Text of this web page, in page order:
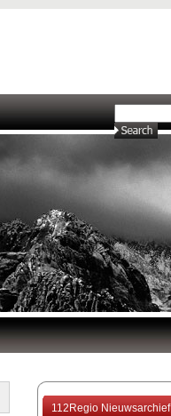
112Regio Nieuwsarchief